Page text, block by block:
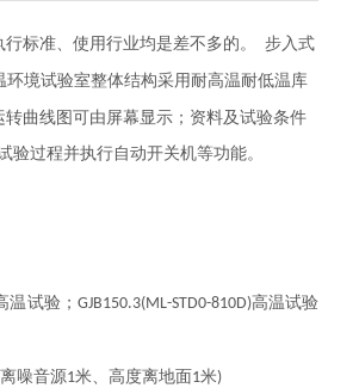
标准、使用行业均是差不多的。 步入式
境试验室整体结构采用耐高温耐低温库
曲线图可由屏幕显示；资料及试验条件
过程并执行自动开关机等功能。
温试验； GJB150.3(ML-STD0-810D)高温试验
噪音源1米、高度离地面1米)